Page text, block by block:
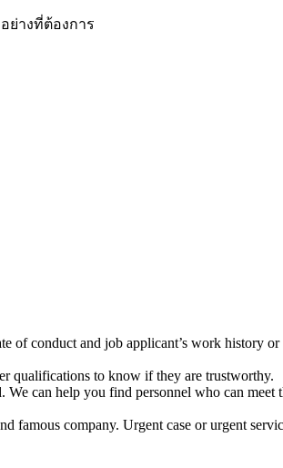
ย่างที่ต้องการ
of conduct and job applicant’s work history
qualifications to know if they are trustworthy.
can help you find personnel who can
famous company. Urgent case or urgent